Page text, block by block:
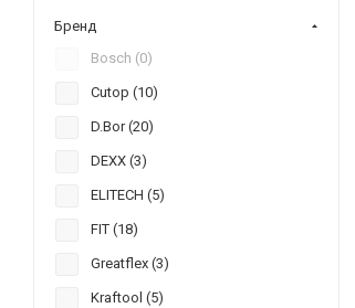
Бренд
Bosch (0)
Cutop (10)
D.Bor (20)
DEXX (3)
ELITECH (5)
FIT (18)
Greatflex (3)
Kraftool (5)